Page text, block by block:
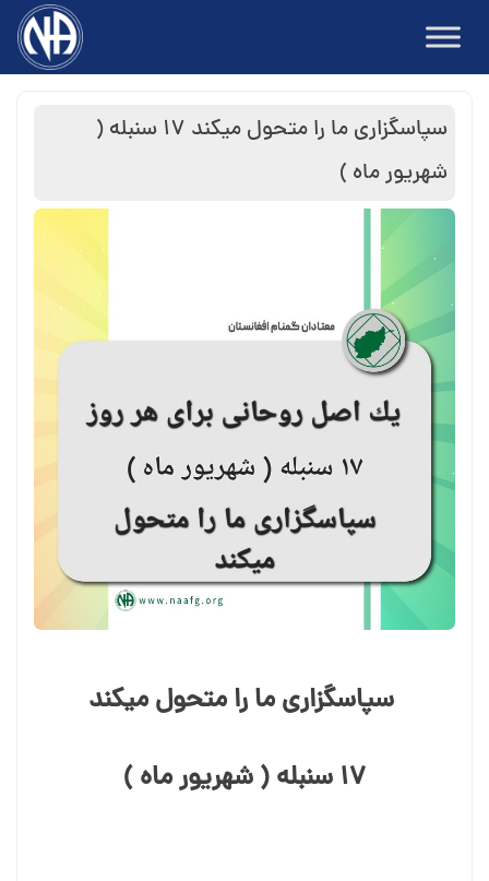
content
سپاسگزاری ما را متحول میکند ۱۷ سنبله (
شهریور ماه )
‍ سپاسگزاری ما را متحول میکند
۱۷ سنبله ( شهریور ماه )